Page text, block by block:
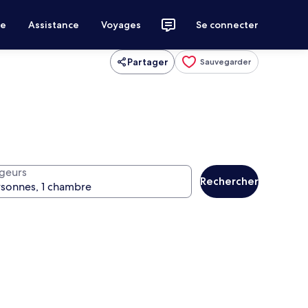
Assistance Voyages Se connecter
Partager Sauvegarder
Rechercher